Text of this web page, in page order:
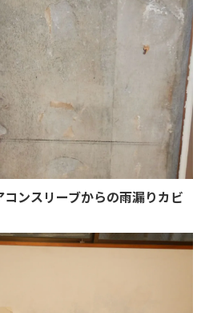
コンスリーブからの雨漏りカビ